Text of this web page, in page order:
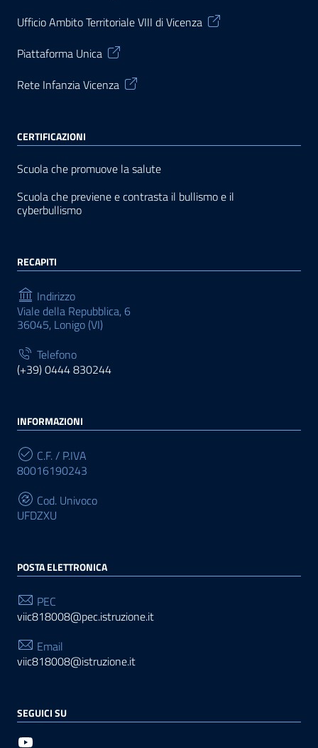
Ufficio Ambito Territoriale VIII di Vicenza
Piattaforma Unica
Rete Infanzia Vicenza
CERTIFICAZIONI
Scuola che promuove la salute
Scuola che previene e contrasta il bullismo e il
cyberbullismo
RECAPITI
Indirizzo
Viale della Repubblica, 6
36045, Lonigo (VI)
Telefono
(+39) 0444 830244
INFORMAZIONI
C.F. / P.IVA
80016190243
Cod. Univoco
UFDZXU
POSTA ELETTRONICA
PEC
viic818008@pec.istruzione.it
Email
viic818008@istruzione.it
SEGUICI SU